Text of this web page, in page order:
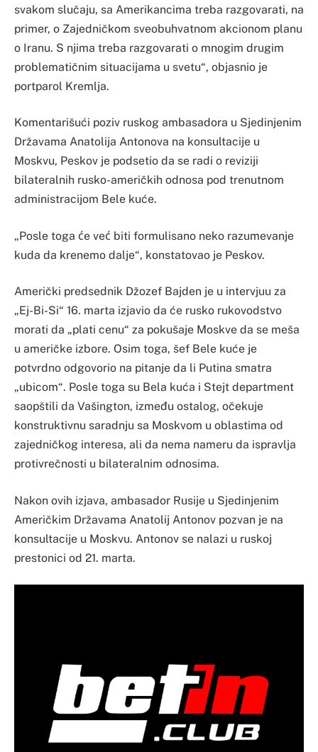
svakom slučaju, sa Amerikancima treba razgovarati, na
primer, o Zajedničkom sveobuhvatnom akcionom planu
o Iranu. S njima treba razgovarati o mnogim drugim
problematičnim situacijama u svetu“, objasnio je
portparol Kremlja.
Komentarišući poziv ruskog ambasadora u Sjedinjenim
Državama Anatolija Antonova na konsultacije u
Moskvu, Peskov je podsetio da se radi o reviziji
bilateralnih rusko-američkih odnosa pod trenutnom
administracijom Bele kuće.
„Posle toga će već biti formulisano neko razumevanje
kuda da krenemo dalje“, konstatovao je Peskov.
Američki predsednik Džozef Bajden je u intervjuu za
„Ej-Bi-Si“ 16. marta izjavio da će rusko rukovodstvo
morati da „plati cenu“ za pokušaje Moskve da se meša
u američke izbore. Osim toga, šef Bele kuće je
potvrdno odgovorio na pitanje da li Putina smatra
„ubicom“. Posle toga su Bela kuća i Stejt department
saopštili da Vašington, između ostalog, očekuje
konstruktivnu saradnju sa Moskvom u oblastima od
zajedničkog interesa, ali da nema nameru da ispravlja
protivrečnosti u bilateralnim odnosima.
Nakon ovih izjava, ambasador Rusije u Sjedinjenim
Američkim Državama Anatolij Antonov pozvan je na
konsultacije u Moskvu. Antonov se nalazi u ruskoj
prestonici od 21. marta.